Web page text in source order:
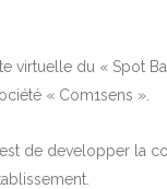
virtuelle du « Spot
« Com1sens ».
est de developper la